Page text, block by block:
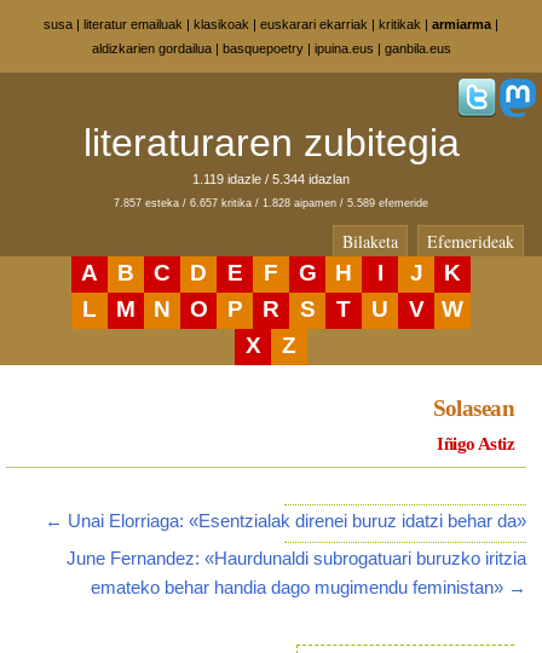
susa | literatur emailuak | klasikoak | euskarari ekarriak | kritikak | armiarma |
aldizkarien gordailua| basquepoetry| ipuina.eus | ganbila.eus
literaturaren zubitegia
1.119 idazle / 5.344 idazlan
7.857 esteka / 6.657 kritika / 1.828 aipamen / 5.589 efemeride
Bilaketa Efemerideak
A B C D E F G H I J
K
L
M N O P R S T U V
W
X
Z
Solasean
Iñigo Astiz
← Unai Elorriaga: «Esentzialak direnei buruz idatzi behar da»
June Fernandez: «Haurdunaldi subrogatuari buruzko iritzia
emateko behar handia dago mugimendu feministan» →